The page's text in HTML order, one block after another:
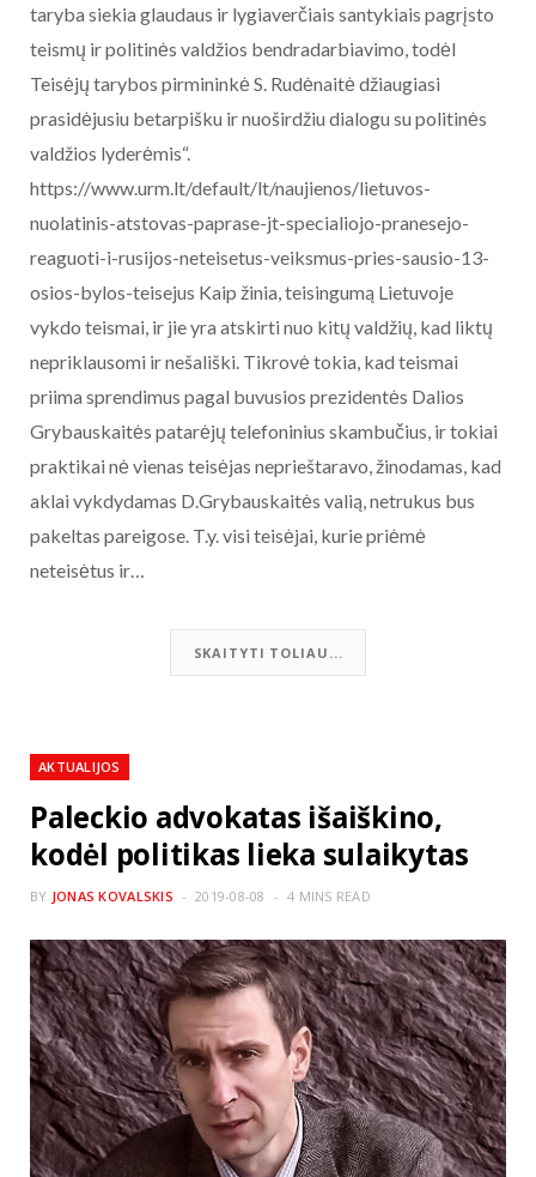
taryba siekia glaudaus ir lygiaverčiais santykiais pagrįsto
teismų ir politinės valdžios bendradarbiavimo, todėl
Teisėjų tarybos pirmininkė S. Rudėnaitė džiaugiasi
prasidėjusiu betarpišku ir nuoširdžiu dialogu su politinės
valdžios lyderėmis“.
https://www.urm.lt/default/lt/naujienos/lietuvos-
nuolatinis-atstovas-paprase-jt-specialiojo-pranesejo-
reaguoti-i-rusijos-neteisetus-veiksmus-pries-sausio-13-
osios-bylos-teisejus Kaip žinia, teisingumą Lietuvoje
vykdo teismai, ir jie yra atskirti nuo kitų valdžių, kad liktų
nepriklausomi ir nešališki. Tikrovė tokia, kad teismai
priima sprendimus pagal buvusios prezidentės Dalios
Grybauskaitės patarėjų telefoninius skambučius, ir tokiai
praktikai nė vienas teisėjas neprieštaravo, žinodamas, kad
aklai vykdydamas D.Grybauskaitės valią, netrukus bus
pakeltas pareigose. T.y. visi teisėjai, kurie priėmė
neteisėtus ir…
SKAITYTI TOLIAU...
AKTUALIJOS
Paleckio advokatas išaiškino,
kodėl politikas lieka sulaikytas
BY JONAS KOVALSKIS 2019-08-08 4 MINS READ